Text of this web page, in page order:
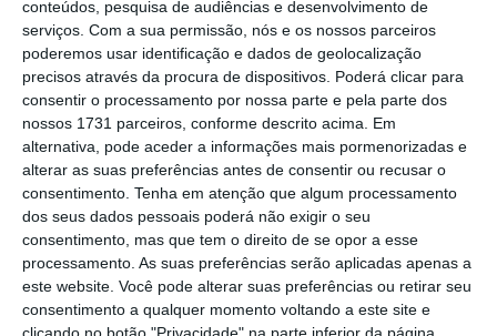
conteúdos, pesquisa de audiências e desenvolvimento de
serviços. Com a sua permissão, nós e os nossos parceiros
poderemos usar identificação e dados de geolocalização
precisos através da procura de dispositivos. Poderá clicar para
consentir o processamento por nossa parte e pela parte dos
nossos 1731 parceiros, conforme descrito acima. Em
alternativa, pode aceder a informações mais pormenorizadas e
alterar as suas preferências antes de consentir ou recusar o
consentimento. Tenha em atenção que algum processamento
dos seus dados pessoais poderá não exigir o seu
consentimento, mas que tem o direito de se opor a esse
processamento. As suas preferências serão aplicadas apenas a
este website. Você pode alterar suas preferências ou retirar seu
consentimento a qualquer momento voltando a este site e
clicando no botão "Privacidade" na parte inferior da página.
acesso de passageiros que vão melhorar as
condições de resposta”, indicou.
No fim de semana, o Sindicato de Carreira de
Investigação e Fiscalização do SEF exigiu ao
Governo quepusesse a gestora dos
aeroportos “ANA na ordem”para que os
inspetores tenham “condições aceitáveis” de
trabalho.